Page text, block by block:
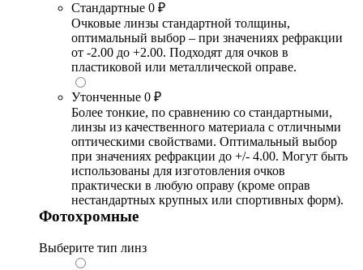
Стандартные 0 ₽
Очковые линзы стандартной толщины,
оптимальный выбор – при значениях рефракции
от -2.00 до +2.00. Подходят для очков в
пластиковой или металлической оправе.
Утонченные 0 ₽
Более тонкие, по сравнению со стандартными,
линзы из качественного материала с отличными
оптическими свойствами. Оптимальный выбор
при значениях рефракции до +/- 4.00. Могут быть
использованы для изготовления очков
практически в любую оправу (кроме оправ
нестандартных крупных или спортивных форм).
Фотохромные
Выберите тип линз